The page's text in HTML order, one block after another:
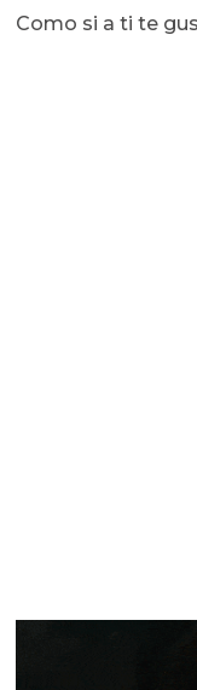
Como si a ti te